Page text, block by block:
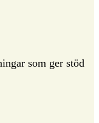
som ger stöd